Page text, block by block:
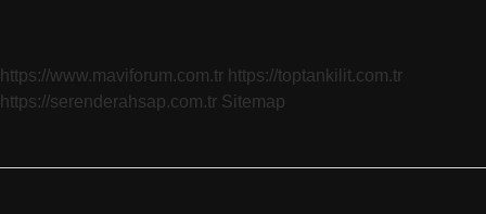
https://www.maviforum.com.tr https://toptankilit.com.tr
https://serenderahsap.com.tr Sitemap